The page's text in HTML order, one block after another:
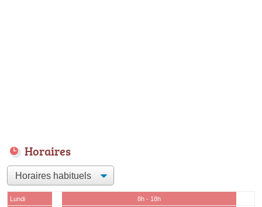
Horaires
Lundi
8h - 18h